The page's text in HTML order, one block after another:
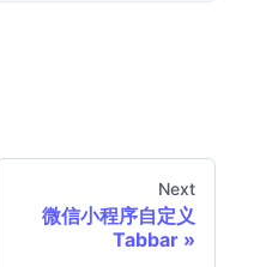
Next
微信小程序自定义
Tabbar